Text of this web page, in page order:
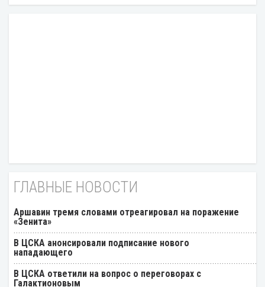
ГЛАВНЫЕ НОВОСТИ
Аршавин тремя словами отреагировал на поражение
«Зенита»
В ЦСКА анонсировали подписание нового
нападающего
В ЦСКА ответили на вопрос о переговорах с
Галактионовым